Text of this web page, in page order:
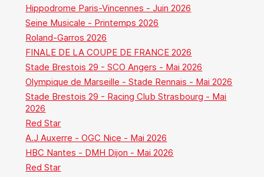
Hippodrome Paris-Vincennes - Juin 2026
Seine Musicale - Printemps 2026
Roland-Garros 2026
FINALE DE LA COUPE DE FRANCE 2026
Stade Brestois 29 - SCO Angers - Mai 2026
Olympique de Marseille - Stade Rennais - Mai 2026
Stade Brestois 29 - Racing Club Strasbourg - Mai
2026
Red Star
A.J Auxerre - OGC Nice - Mai 2026
HBC Nantes - DMH Dijon - Mai 2026
Red Star